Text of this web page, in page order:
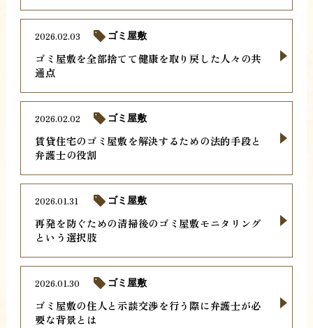
ゴミ屋敷を全部捨てて健康を取り戻した人々の共
通点
2026.02.03 ゴミ屋敷
賃貸住宅のゴミ屋敷を解決するための法的手段と
弁護士の役割
2026.02.02 ゴミ屋敷
再発を防ぐための清掃後のゴミ屋敷モニタリング
という選択肢
2026.01.31 ゴミ屋敷
ゴミ屋敷の住人と示談交渉を行う際に弁護士が必
要な背景とは
2026.01.30 ゴミ屋敷